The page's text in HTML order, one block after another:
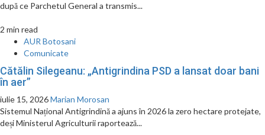
după ce Parchetul General a transmis...
2 min read
AUR Botosani
Comunicate
Cătălin Silegeanu: „Antigrindina PSD a lansat doar bani
în aer”
iulie 15, 2026Marian Morosan
Sistemul Național Antigrindină a ajuns în 2026 la zero hectare protejate,
deși Ministerul Agriculturii raportează...